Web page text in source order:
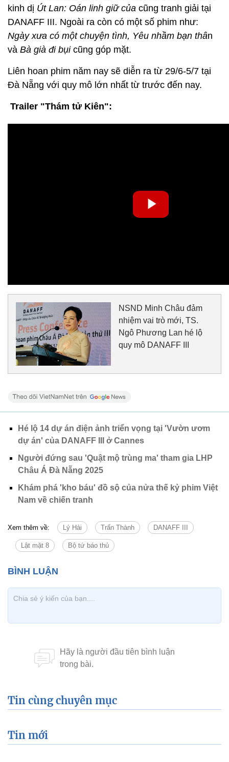
kinh dị Út Lan: Oán linh giữ của cũng tranh giải tại
DANAFF III. Ngoài ra còn có một số phim như:
Ngày xưa có một chuyện tình, Yêu nhầm bạn thân
và Bà già đi bụi cũng góp mặt.
Liên hoan phim năm nay sẽ diễn ra từ 29/6-5/7 tại
Đà Nẵng với quy mô lớn nhất từ trước đến nay.
Trailer "Thám tử Kiên":
NSND Minh Châu đảm
nhiệm vai trò mới, TS.
Ngô Phương Lan hé lộ
quy mô DANAFF III
Hé lộ 14 dự án điện ảnh triển vọng tại 'Vườn ươm
dự án' của DANAFF III ở Cannes
Người đứng sau 'Quật mộ trùng ma' tham gia LHP
Châu Á Đà Nẵng 2025
Khám phá 'kho báu' đồ sộ của nửa thế kỷ phim Việt
Nam về chiến tranh
Xem thêm về: Lý Hải Trấn Thành DANAFF III
Lật mặt 8 Bộ tứ báo thủ
Tin cùng chuyên mục
Tin mới